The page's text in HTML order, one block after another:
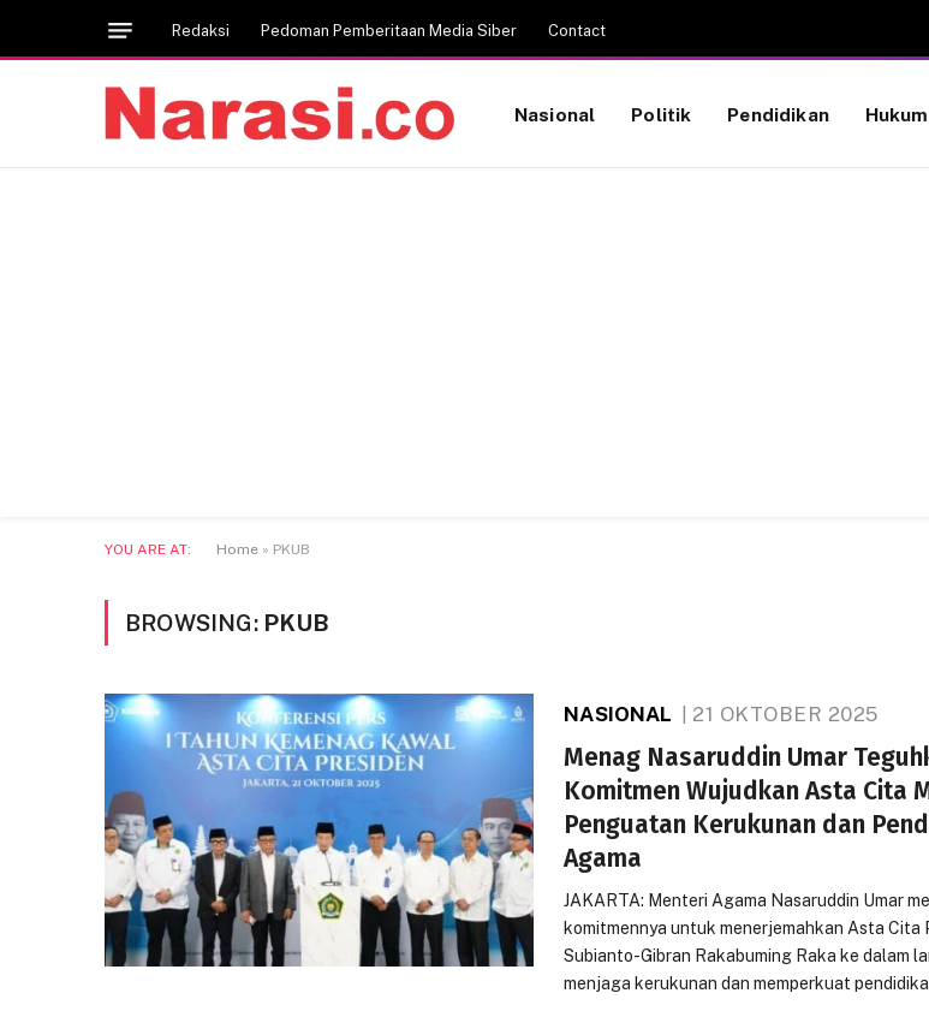
Redaksi Pedoman Pemberitaan Media Siber Contact
Nasional Politik Pendidikan Hukum
YOU ARE AT: Home » PKUB
BROWSING: PKUB
NASIONAL 21 OKTOBER 2025
Menag Nasaruddin Umar
Komitmen Wujudkan Asta Cita
Penguatan Kerukunan dan
Agama
JAKARTA: Menteri Agama Nasaruddin Umar
komitmennya untuk menerjemahkan Asta Cita
Subianto-Gibran Rakabuming Raka ke dalam
menjaga kerukunan dan memperkuat